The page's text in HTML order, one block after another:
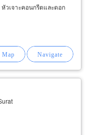
วเจาะคอนกรีตและดอก